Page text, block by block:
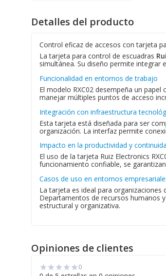
Detalles del producto
Control eficaz de accesos con tarjeta
La tarjeta para control de escuadras
simultánea. Su diseño permite
Funcionalidad en entornos de trabajo
El modelo RXC02 desempeña un
manejar múltiples puntos de acceso
Integración con infraestructura
Esta tarjeta está diseñada para ser
organización. La interfaz permite
Impacto en la productividad y
El uso de la tarjeta Ruiz Electronics
funcionamiento confiable, se
Casos de uso en entornos
La tarjeta es ideal para
Departamentos de recursos humanos
estructural y organizativa.
Opiniones de clientes
star star star star star0